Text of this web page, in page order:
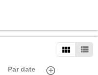
Par date